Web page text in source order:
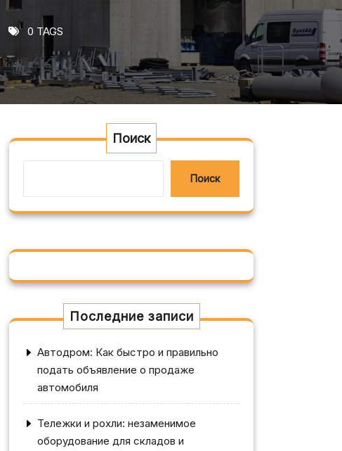
0 TAGS
Поиск
Поиск
Последние записи
Автодром: Как быстро и правильно
подать объявление о продаже
автомобиля
Тележки и рохли: незаменимое
оборудование для складов и